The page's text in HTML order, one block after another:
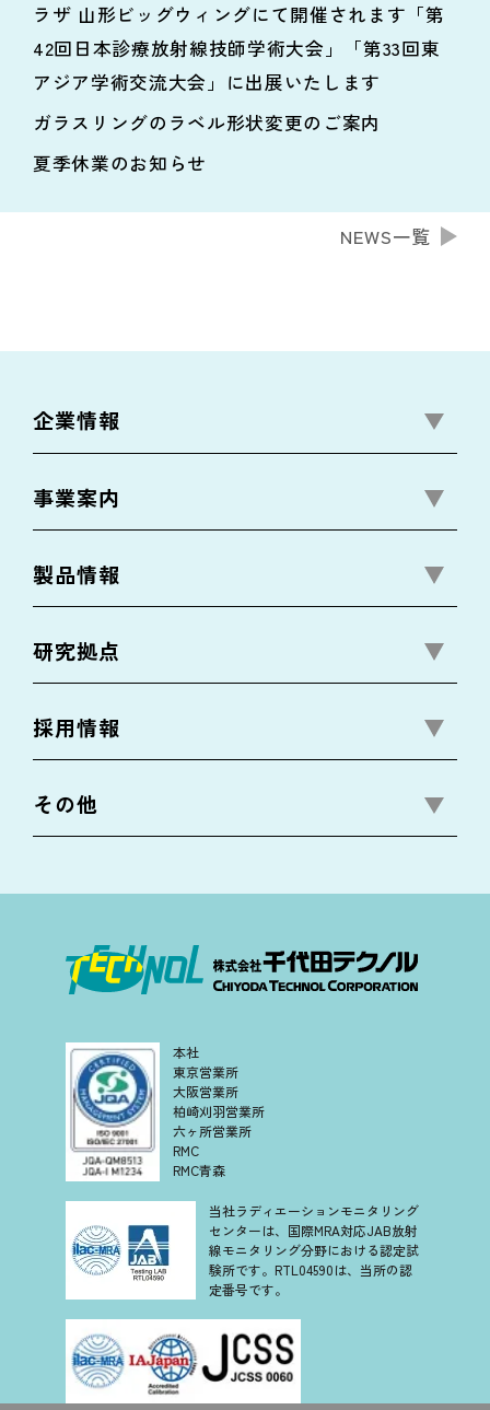
ラザ 山形ビッグウィングにて開催されます「第
42回日本診療放射線技師学術大会」「第33回東
アジア学術交流大会」に出展いたします
ガラスリングのラベル形状変更のご案内
夏季休業のお知らせ
NEWS一覧
企業情報
事業案内
製品情報
研究拠点
採用情報
その他
本社
東京営業所
大阪営業所
柏崎刈羽営業所
六ヶ所営業所
RMC
RMC青森
当社ラディエーションモニタリング
センターは、国際MRA対応JAB放射
線モニタリング分野における認定試
験所です。RTL04590は、当所の認
定番号です。